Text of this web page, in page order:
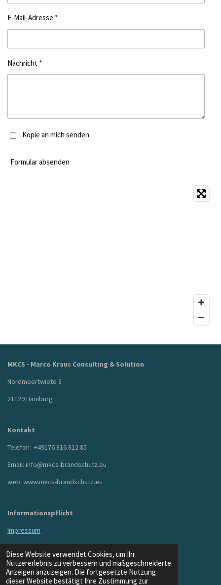
Diese Website verwendet Cookies, um Ihr
Nutzererlebnis zu verbessern und maßgeschneiderte
Anzeigen anzuzeigen. Die fortgesetzte Nutzung
dieser Website bestätigt Ihre Zustimmung zur
E-Mail-Adresse *
Nachricht *
Kopie an mich senden
Formular absenden
MKCS - Marco Kraus Consulting & Solution
Nordmeertwiete 3
21129 Hamburg
Kontakt
Telefon: +49176 816 812 85
Email: info@mkcs-brandschutz.eu
web: www.mkcs-brandschutz.eu
Informationspflicht
Impressum
© 2024 - 2026 Marco Kraus Consulting & Solutions
Mit Unterstützung von Webador